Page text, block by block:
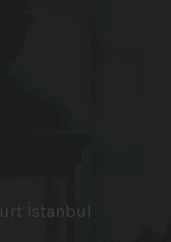
İstanbul